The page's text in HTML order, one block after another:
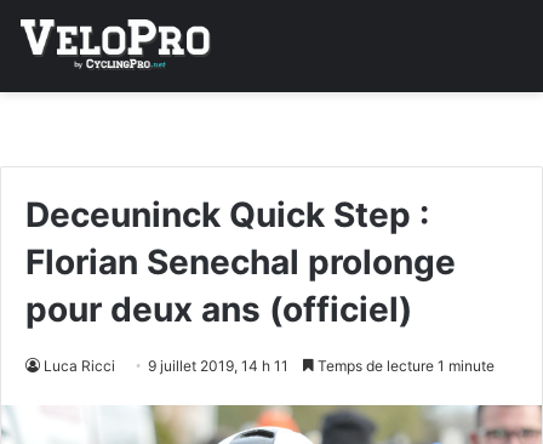
Deceuninck Quick Step :
Florian Senechal prolonge
pour deux ans (officiel)
Luca Ricci 9 juillet 2019, 14 h 11 Temps de lecture 1 minute